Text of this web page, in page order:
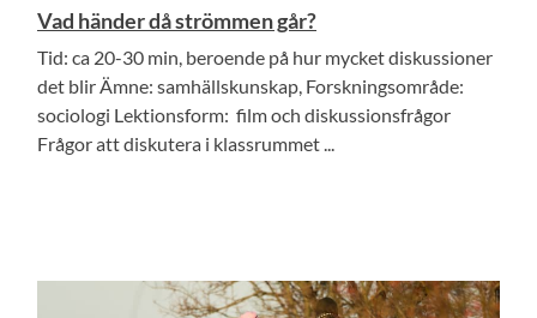
Vad händer då strömmen går?
Tid: ca 20-30 min, beroende på hur mycket diskussioner
det blir Ämne: samhällskunskap, Forskningsområde:
sociologi Lektionsform: film och diskussionsfrågor
Frågor att diskutera i klassrummet ...